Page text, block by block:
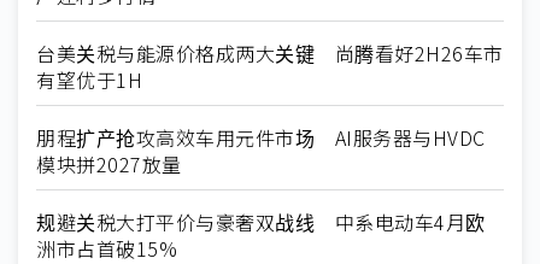
台美关税与能源价格成两大关键 尚腾看好2H26车市
有望优于1H
朋程扩产抢攻高效车用元件市场 AI服务器与HVDC
模块拼2027放量
规避关税大打平价与豪奢双战线 中系电动车4月欧
洲市占首破15%